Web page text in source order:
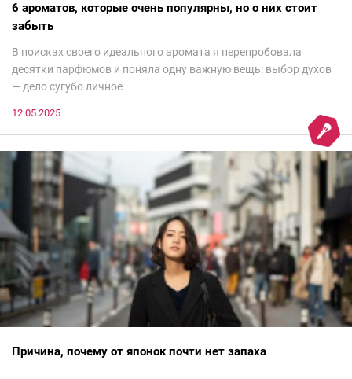
6 ароматов, которые очень популярны, но о них стоит
забыть
В поисках своего идеального аромата я перепробовала
десятки парфюмов и поняла одну важную вещь: выбор духов
— дело сугубо личное
12.05.2025
Причина, почему от японок почти нет запаха